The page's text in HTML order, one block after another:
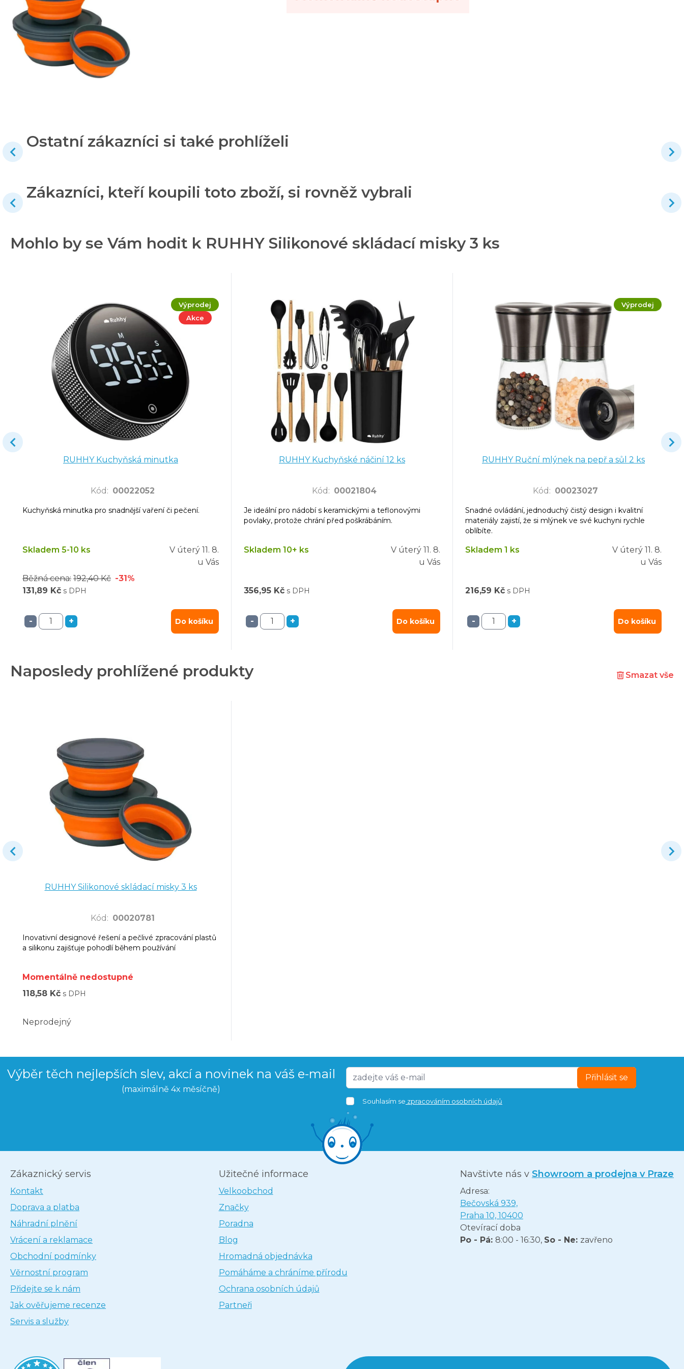
Ostatní zákazníci si také prohlíželi
Zákazníci, kteří koupili toto zboží, si rovněž vybrali
Mohlo by se Vám hodit k RUHHY Silikonové skládací misky 3 ks
Výprodej
Akce
RUHHY Kuchyňská minutka
Kód : 00022052
Kuchyňská minutka pro snadnější vaření či pečení.
Skladem 5-10 ks V úterý 11. 8.
u Vás
Běžná cena: 192,40 Kč -31%
131,89 Kč s DPH
- + Do košíku
RUHHY Kuchyňské náčiní 12 ks
Kód : 00021804
Je ideální pro nádobí s keramickými a teflonovými
povlaky, protože chrání před poškrábáním.
Skladem 10+ ks V úterý 11. 8.
u Vás
356,95 Kč s DPH
- + Do košíku
Výprodej
RUHHY Ruční mlýnek na pepř a sůl 2 ks
Kód : 00023027
Snadné ovládání, jednoduchý čistý design i kvalitní
materiály zajistí, že si mlýnek ve své kuchyni rychle
oblíbíte.
Skladem 1 ks V úterý 11. 8.
u Vás
216,59 Kč s DPH
- + Do košíku
Naposledy prohlížené produkty Smazat vše
RUHHY Silikonové skládací misky 3 ks
Kód : 00020781
Inovativní designové řešení a pečlivé zpracování plastů
a silikonu zajišťuje pohodlí během používání
Momentálně nedostupné
118,58 Kč s DPH
Neprodejný
Výběr těch nejlepších slev, akcí a novinek na váš e-mail
(maximálně 4x měsíčně)
Přihlásit se
Souhlasím se zpracováním osobních údajů
Zákaznický servis
Kontakt
Doprava a platba
Náhradní plnění
Vrácení a reklamace
Obchodní podmínky
Věrnostní program
Přidejte se k nám
Jak ověřujeme recenze
Servis a služby
Užitečné informace
Velkoobchod
Značky
Poradna
Blog
Hromadná objednávka
Pomáháme a chráníme přírodu
Ochrana osobních údajů
Partneři
Navštivte nás v Showroom a prodejna v Praze
Adresa:
Bečovská 939,
Praha 10, 10400
Otevírací doba
Po - Pá: 8:00 - 16:30, So - Ne: zavřeno